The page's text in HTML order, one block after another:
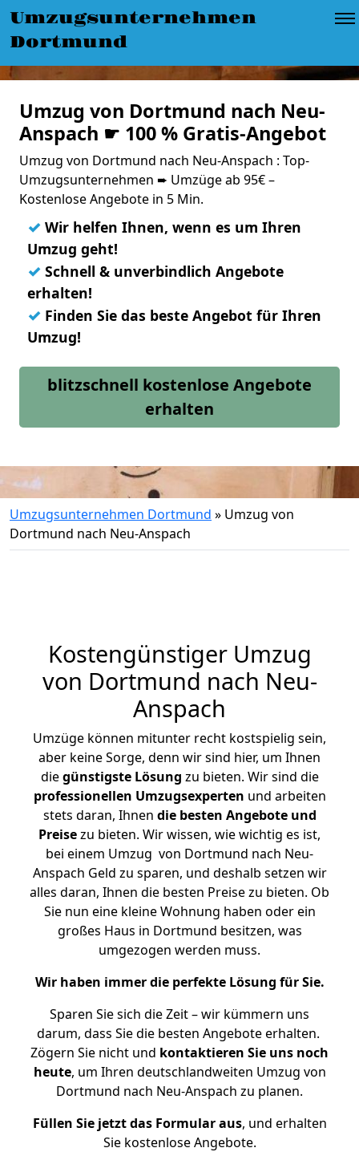
Umzugsunternehmen
Dortmund
Umzug von Dortmund nach Neu-
Anspach ☛ 100 % Gratis-Angebot
Umzug von Dortmund nach Neu-Anspach : Top-
Umzugsunternehmen ➨ Umzüge ab 95€ –
Kostenlose Angebote in 5 Min.
✓ Wir helfen Ihnen, wenn es um Ihren
Umzug geht!
✓ Schnell & unverbindlich Angebote
erhalten!
✓ Finden Sie das beste Angebot für Ihren
Umzug!
blitzschnell kostenlose Angebote
erhalten
Umzugsunternehmen Dortmund » Umzug von
Dortmund nach Neu-Anspach
Kostengünstiger Umzug
von Dortmund nach Neu-
Anspach
Umzüge können mitunter recht kostspielig sein,
aber keine Sorge, denn wir sind hier, um Ihnen
diegünstigste Lösung zu bieten. Wir sind die
professionellen Umzugsexperten und arbeiten
stets daran, Ihnen die besten Angebote und
Preisezu bieten. Wir wissen, wie wichtig es ist,
bei einem Umzug von Dortmund nach Neu-
Anspach Geld zu sparen, und deshalb setzen wir
alles daran, Ihnen die besten Preise zu bieten. Ob
Sie nun eine kleine Wohnung haben oder ein
großes Haus in Dortmund besitzen, was
umgezogen werden muss.
Wir haben immer die perfekte Lösung für Sie.
Sparen Sie sich die Zeit – wir kümmern uns
darum, dass Sie die besten Angebote erhalten.
Zögern Sie nicht und kontaktieren Sie uns noch
heute, um Ihren deutschlandweiten Umzug von
Dortmund nach Neu-Anspach zu planen.
Füllen Sie jetzt das Formular aus, und erhalten
Sie kostenlose Angebote.